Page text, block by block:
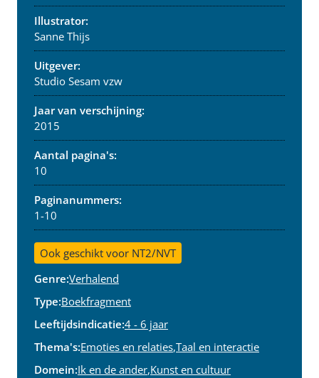
Illustrator:
Sanne Thijs
Uitgever:
Studio Sesam vzw
Jaar van verschijning:
2015
Aantal pagina's:
10
Paginanummers:
1-10
Ook geschikt voor NT2/NVT
Genre:Verhalend
Type:Boekfragment
Leeftijdsindicatie:4 - 6 jaar
Thema's:Emoties en relaties,Taal en interactie
Domein:Ik en de ander,Kunst en cultuur